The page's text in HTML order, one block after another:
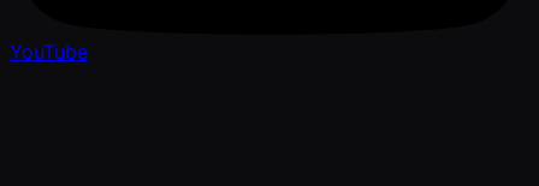
YouTube